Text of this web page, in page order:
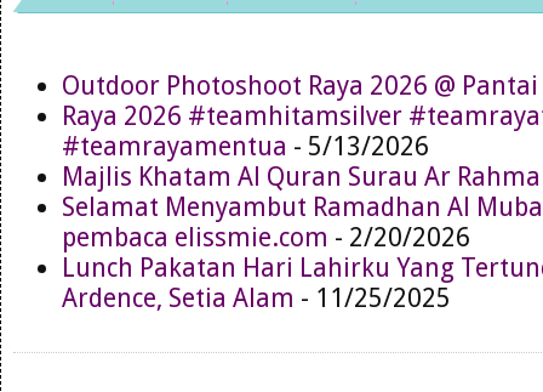
Outdoor Photoshoot Raya 2026 @ Pantai
Raya 2026 #teamhitamsilver
#teamrayamentua - 5/13/2026
Majlis Khatam Al Quran Surau Ar
Selamat Menyambut Ramadhan Al
pembaca elissmie.com - 2/20/2026
Lunch Pakatan Hari Lahirku Yang
Ardence, Setia Alam - 11/25/2025